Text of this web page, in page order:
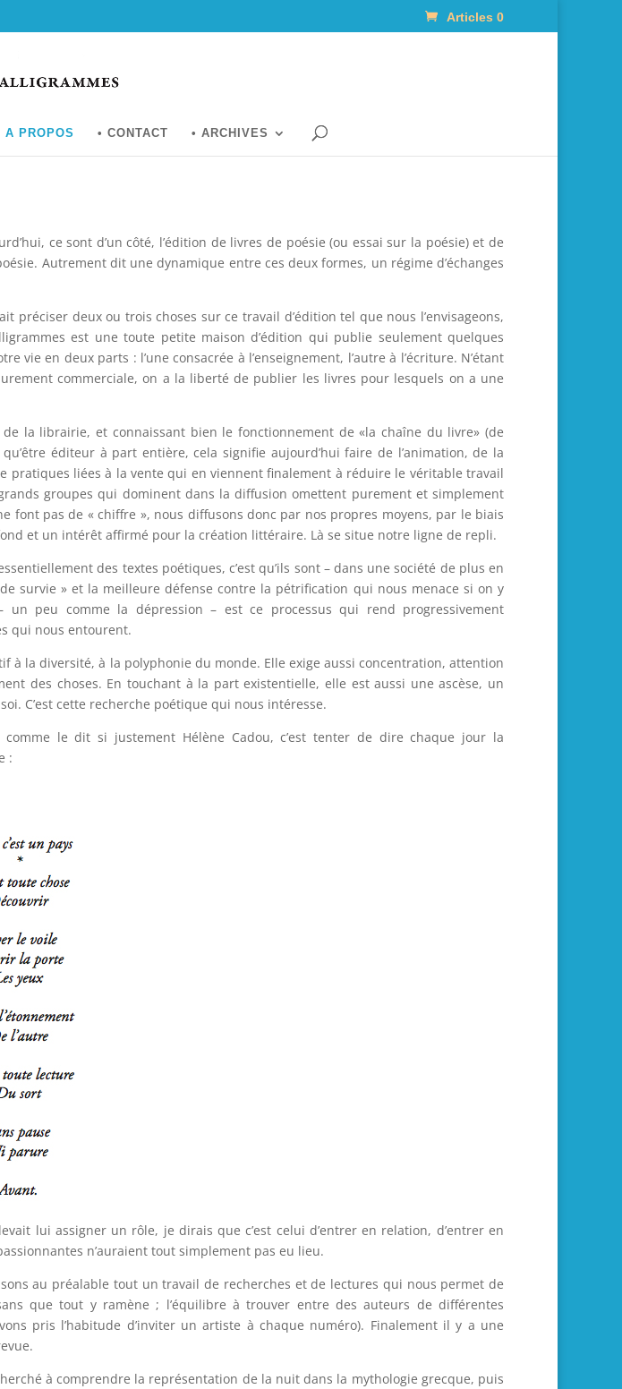
Articles 0
A PROPOS • CONTACT • ARCHIVES
ce sont d’un côté, l’édition de livres de poésie (ou essai sur la poésie) et de
Autrement dit une dynamique entre ces deux formes, un régime d’échanges
préciser deux ou trois choses sur ce travail d’édition tel que nous l’envisageons,
est une toute petite maison d’édition qui publie seulement quelques
vie en deux parts : l’une consacrée à l’enseignement, l’autre à l’écriture. N’étant
commerciale, on a la liberté de publier les livres pour lesquels on a une
la librairie, et connaissant bien le fonctionnement de «la chaîne du livre» (de
éditeur à part entière, cela signifie aujourd’hui faire de l’animation, de la
pratiques liées à la vente qui en viennent finalement à réduire le véritable travail
groupes qui dominent dans la diffusion omettent purement et simplement
font pas de « chiffre », nous diffusons donc par nos propres moyens, par le biais
et un intérêt affirmé pour la création littéraire. Là se situe notre ligne de repli.
des textes poétiques, c’est qu’ils sont – dans une société de plus en
survie » et la meilleure défense contre la pétrification qui nous menace si on y
un peu comme la dépression – est ce processus qui rend progressivement
qui nous entourent.
à la diversité, à la polyphonie du monde. Elle exige aussi concentration, attention
des choses. En touchant à la part existentielle, elle est aussi une ascèse, un
C’est cette recherche poétique qui nous intéresse.
le dit si justement Hélène Cadou, c’est tenter de dire chaque jour la
:
lui assigner un rôle, je dirais que c’est celui d’entrer en relation, d’entrer en
n’auraient tout simplement pas eu lieu.
au préalable tout un travail de recherches et de lectures qui nous permet de
que tout y ramène ; l’équilibre à trouver entre des auteurs de différentes
pris l’habitude d’inviter un artiste à chaque numéro). Finalement il y a une
à comprendre la représentation de la nuit dans la mythologie grecque, puis